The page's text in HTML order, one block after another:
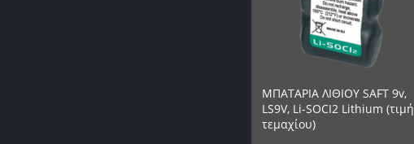
ΜΠΑΤΑΡΙΑ ΛΙΘΙΟΥ SAFT 9v,
LS9V, Li-SOCI2 Lithium (τιμή
τεμαχίου)